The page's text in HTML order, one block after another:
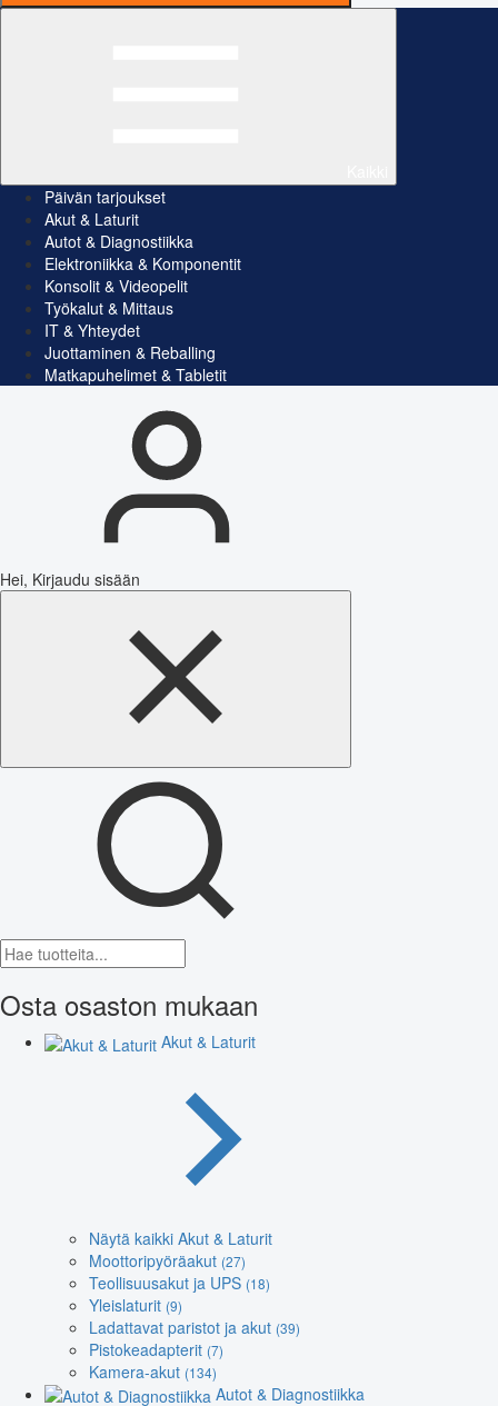
Päivän tarjoukset
Akut & Laturit
Autot & Diagnostiikka
Elektroniikka & Komponentit
Konsolit & Videopelit
Työkalut & Mittaus
IT & Yhteydet
Juottaminen & Reballing
Matkapuhelimet & Tabletit
Hei, Kirjaudu sisään
Osta osaston mukaan
Akut & Laturit
Näytä kaikki Akut & Laturit
Moottoripyöräakut (27)
Teollisuusakut ja UPS (18)
Yleislaturit (9)
Ladattavat paristot ja akut (39)
Pistokeadapterit (7)
Kamera-akut (134)
Autot & Diagnostiikka